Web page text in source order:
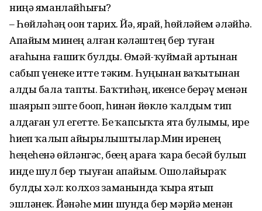
ниңә яманлайһығыҙ?
– Һөйләһәң оҙон тарих. Йә, ярай, һөйләйем әләйһә.
Апайым минең алған кәләштең бер туған
ағаһына ғашиҡ булды. Өҙмәй-ҡуймай артынан
сабып үҙенеке итте тәким. Һуңынан ваҡытынан
алды бала тапты. Баҡтиһәң, икенсе берәү менән
шаярып эште боҙоп, һинән йөклө ҡалдым тип
алдаған ул егетте. Беҙ ҡапсыҡта ята булымы, ире
һиҙеп ҡалып айырылыштылар.Мин иренең
һеңеһенә өйләнгәс, беҙҙең араға ҡара бесәй булып
инде шул бер тыуған апайым. Ошолайыраҡ
булды хәл: колхоз заманында ҡырҙа ятып
эшләнек. Йәнәһе мин шунда бер мәрйә менән